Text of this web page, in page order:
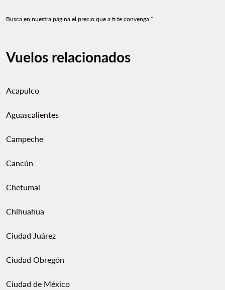
Busca en nuestra página el precio que a ti te convenga.*
Vuelos relacionados
Acapulco
Aguascalientes
Campeche
Cancún
Chetumal
Chihuahua
Ciudad Juárez
Ciudad Obregón
Ciudad de México